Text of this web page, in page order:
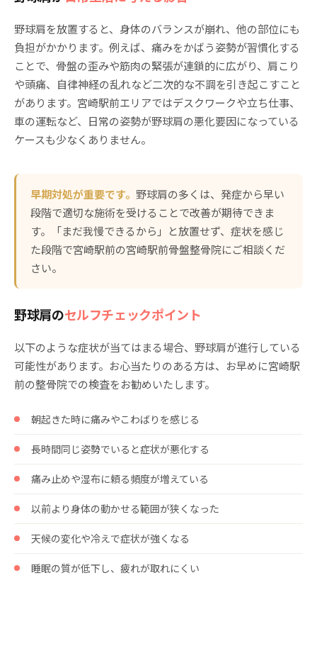
野球肩を放置すると、身体のバランスが崩れ、他の部位にも
負担がかかります。例えば、痛みをかばう姿勢が習慣化する
ことで、骨盤の歪みや筋肉の緊張が連鎖的に広がり、肩こり
や頭痛、自律神経の乱れなど二次的な不調を引き起こすこと
があります。宮崎駅前エリアではデスクワークや立ち仕事、
車の運転など、日常の姿勢が野球肩の悪化要因になっている
ケースも少なくありません。
早期対処が重要です。 野球肩の多くは、発症から早い
段階で適切な施術を受けることで改善が期待できま
す。「まだ我慢できるから」と放置せず、症状を感じ
た段階で宮崎駅前の宮崎駅前骨盤整骨院にご相談くだ
さい。
野球肩のセルフチェックポイント
以下のような症状が当てはまる場合、野球肩が進行している
可能性があります。お心当たりのある方は、お早めに宮崎駅
前の整骨院での検査をお勧めいたします。
朝起きた時に痛みやこわばりを感じる
長時間同じ姿勢でいると症状が悪化する
痛み止めや湿布に頼る頻度が増えている
以前より身体の動かせる範囲が狭くなった
天候の変化や冷えで症状が強くなる
睡眠の質が低下し、疲れが取れにくい